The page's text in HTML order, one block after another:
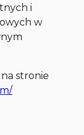
i
w
stronie